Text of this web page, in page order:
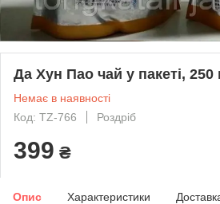
Да Хун Пао чай у пакеті, 250
Немає в наявності
Код: TZ-766
Роздріб
399 ₴
Опис Характеристики